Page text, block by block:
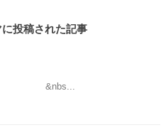
投稿された記事
&nbs...